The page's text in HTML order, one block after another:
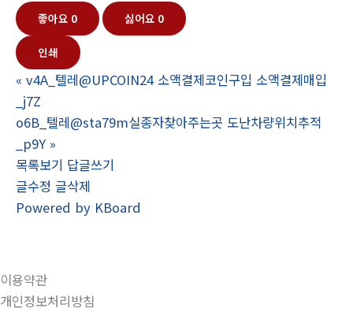
좋아요 0 싫어요 0
인쇄
« v4A_텔레@UPCOIN24 소액결제코인구입 소액결제매입
_j7Z
o6B_텔레@sta79m실종자찾아주는곳 도난차량위치추적
_p9Y »
목록보기 답글쓰기
글수정 글삭제
Powered by KBoard
이용약관
개인정보처리방침